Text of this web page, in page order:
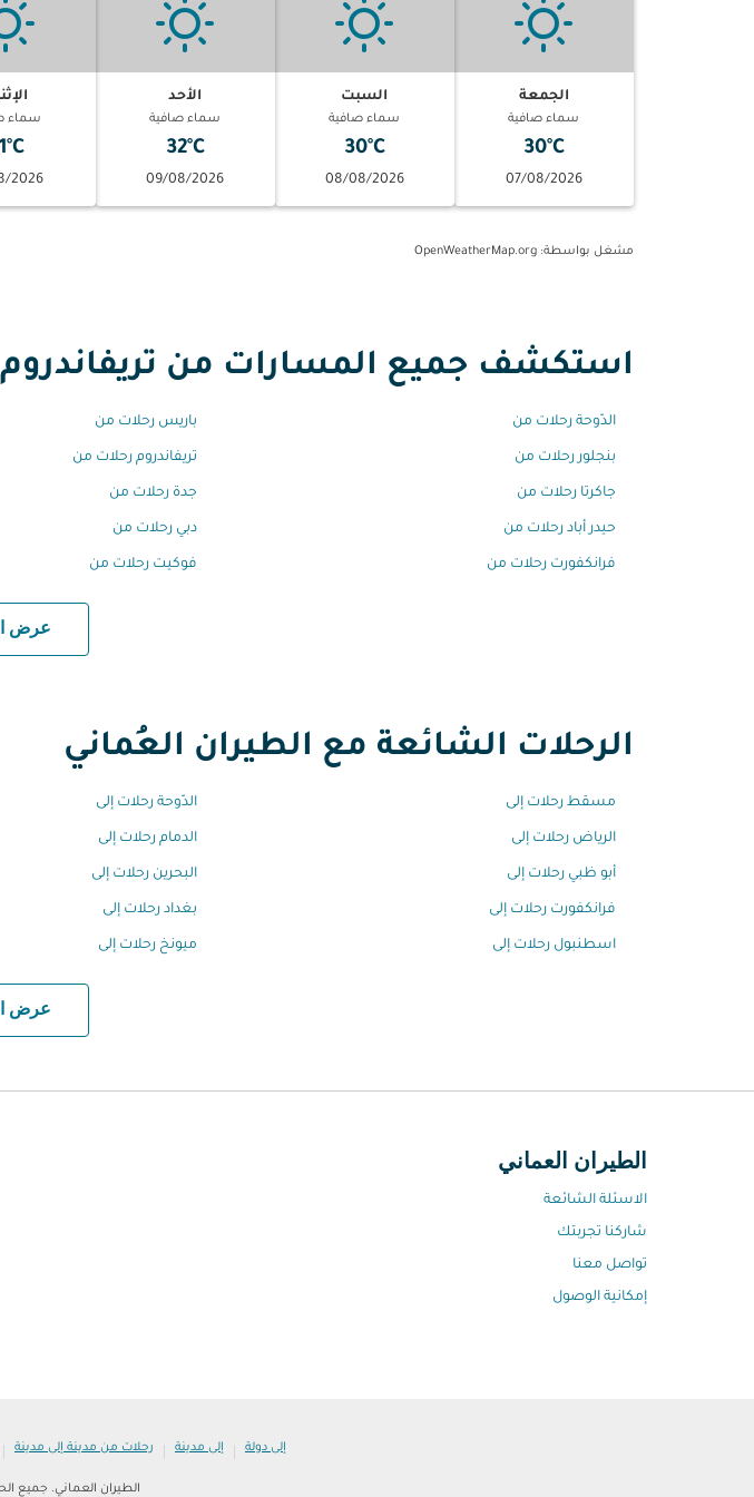
الجمعة
سماء صافية
30°C
07/08/2026
السبت
سماء صافية
30°C
08/08/2026
الأحد
سماء صافية
32°C
09/08/2026
سماء
2026
مشغل بواسطة: OpenWeatherMap.org
استكشف جميع المسارات من
الدّوحة رحلات من باريس رحلات من
بنجلور رحلات من تريفاندروم رحلات من
جاكرتا رحلات من جدة رحلات من
حيدر أباد رحلات من دبي رحلات من
فرانكفورت رحلات من فوكيت رحلات من
عرض
الرحلات الشائعة مع الطيران العُماني
مسقط رحلات إلى الدّوحة رحلات إلى
الرياض رحلات إلى الدمام رحلات إلى
أبو ظبي رحلات إلى البحرين رحلات إلى
فرانكفورت رحلات إلى بغداد رحلات إلى
اسطنبول رحلات إلى ميونخ رحلات إلى
عرض
الطيران العماني
الاسئلة الشائعة
شاركنا تجربتك
تواصل معنا
إمكانية الوصول
إلى دولة | إلى مدينة | رحلات من مدينة إلى مدينة |
الطيران العماني. جميع